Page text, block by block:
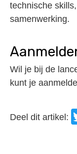
technische
samenwerking.
Wil je bij de
kunt je
Deel dit artikel: